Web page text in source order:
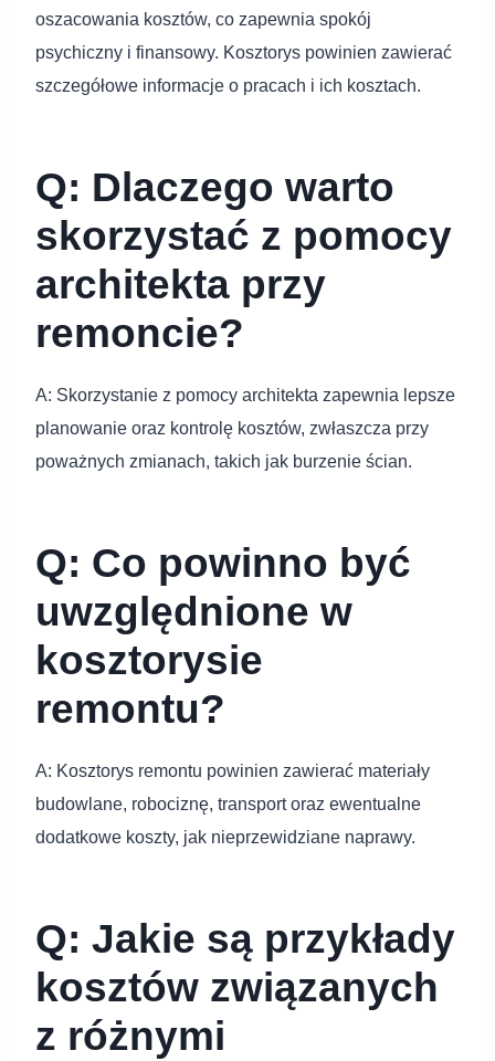
oszacowania kosztów, co zapewnia spokój
psychiczny i finansowy. Kosztorys powinien zawierać
szczegółowe informacje o pracach i ich kosztach.
Q: Dlaczego warto
skorzystać z pomocy
architekta przy
remoncie?
A: Skorzystanie z pomocy architekta zapewnia lepsze
planowanie oraz kontrolę kosztów, zwłaszcza przy
poważnych zmianach, takich jak burzenie ścian.
Q: Co powinno być
uwzględnione w
kosztorysie
remontu?
A: Kosztorys remontu powinien zawierać materiały
budowlane, robociznę, transport oraz ewentualne
dodatkowe koszty, jak nieprzewidziane naprawy.
Q: Jakie są przykłady
kosztów związanych
z różnymi